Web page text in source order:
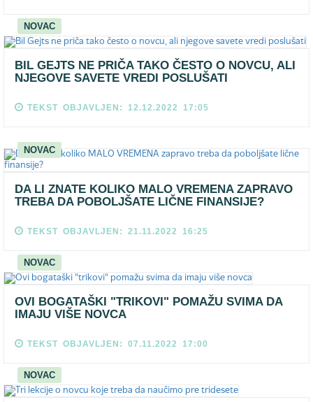
NOVAC
BIL GEJTS NE PRIČA TAKO ČESTO O NOVCU, ALI
NJEGOVE SAVETE VREDI POSLUŠATI
TEKST OBJAVLJEN: 12.12.2022 17:05
NOVAC
DA LI ZNATE KOLIKO MALO VREMENA ZAPRAVO
TREBA DA POBOLJŠATE LIČNE FINANSIJE?
TEKST OBJAVLJEN: 21.11.2022 16:25
NOVAC
OVI BOGATAŠKI "TRIKOVI" POMAŽU SVIMA DA
IMAJU VIŠE NOVCA
TEKST OBJAVLJEN: 07.11.2022 17:00
NOVAC